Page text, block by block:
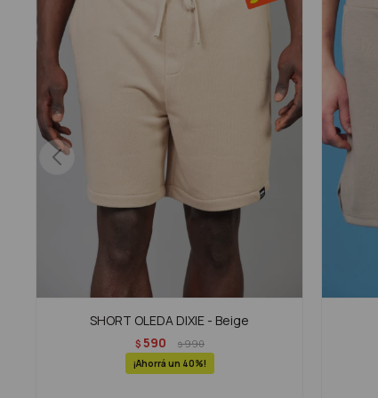
SHORT OLEDA DIXIE - Beige
$ 590 $990
40